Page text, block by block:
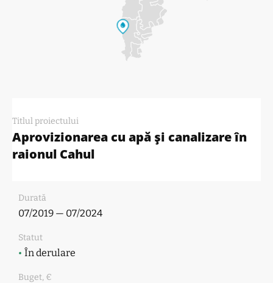
Titlul proiectului
Aprovizionarea cu apă și canalizare în
raionul Cahul
Durată
07/2019 — 07/2024
Statut
• În derulare
Buget, €